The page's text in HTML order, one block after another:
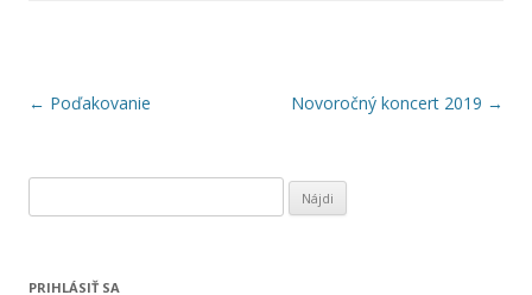
Navigácia
článkami
← Poďakovanie Novoročný koncert 2019 →
ľ
PRIHLÁSIŤ SA